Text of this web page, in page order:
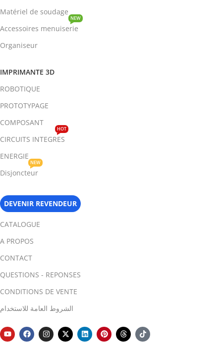
Matériel de soudage
Accessoires menuiserie
NEW
Organiseur
IMPRIMANTE 3D
ROBOTIQUE
PROTOTYPAGE
COMPOSANT
CIRCUITS INTEGRES
HOT
ENERGIE
Disjoncteur
NEW
DEVENIR REVENDEUR
CATALOGUE
A PROPOS
CONTACT
QUESTIONS - REPONSES
CONDITIONS DE VENTE
الشروط العامة للاستخدام